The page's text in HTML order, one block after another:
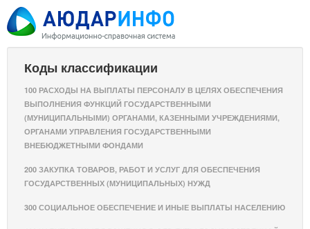
Коды классификации
100 РАСХОДЫ НА ВЫПЛАТЫ ПЕРСОНАЛУ В ЦЕЛЯХ ОБЕСПЕЧЕНИЯ
ВЫПОЛНЕНИЯ ФУНКЦИЙ ГОСУДАРСТВЕННЫМИ
(МУНИЦИПАЛЬНЫМИ) ОРГАНАМИ, КАЗЕННЫМИ УЧРЕЖДЕНИЯМИ,
ОРГАНАМИ УПРАВЛЕНИЯ ГОСУДАРСТВЕННЫМИ
ВНЕБЮДЖЕТНЫМИ ФОНДАМИ
200 ЗАКУПКА ТОВАРОВ, РАБОТ И УСЛУГ ДЛЯ ОБЕСПЕЧЕНИЯ
ГОСУДАРСТВЕННЫХ (МУНИЦИПАЛЬНЫХ) НУЖД
300 СОЦИАЛЬНОЕ ОБЕСПЕЧЕНИЕ И ИНЫЕ ВЫПЛАТЫ НАСЕЛЕНИЮ